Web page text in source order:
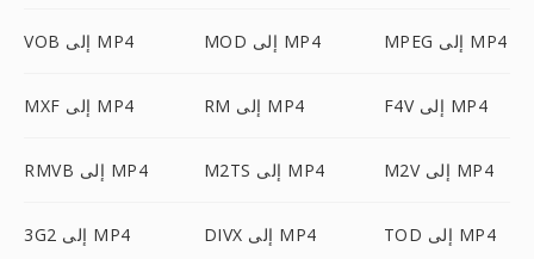
VOB إلى MP4 MOD إلى MP4 MPEG إلى MP4
MXF إلى MP4 RM إلى MP4 F4V إلى MP4
RMVB إلى MP4 M2TS إلى MP4 M2V إلى MP4
3G2 إلى MP4 DIVX إلى MP4 TOD إلى MP4